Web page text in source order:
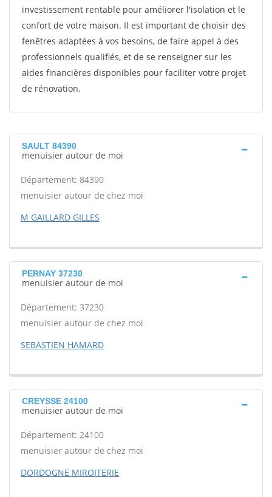
investissement rentable pour améliorer l'isolation et le
confort de votre maison. Il est important de choisir des
fenêtres adaptées à vos besoins, de faire appel à des
professionnels qualifiés, et de se renseigner sur les
aides financières disponibles pour faciliter votre projet
de rénovation.
SAULT 84390
menuisier autour de moi
Département: 84390
menuisier autour de chez moi
M GAILLARD GILLES
PERNAY 37230
menuisier autour de moi
Département: 37230
menuisier autour de chez moi
SEBASTIEN HAMARD
CREYSSE 24100
menuisier autour de moi
Département: 24100
menuisier autour de chez moi
DORDOGNE MIROITERIE